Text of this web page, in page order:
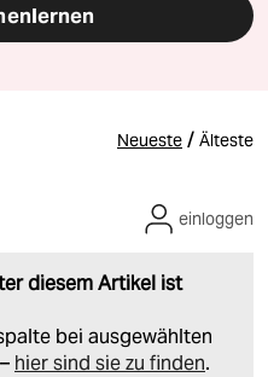
Neueste / Älteste
diesem Artikel ist
bei ausgewählten
hier sind sie zu finden.
einloggen